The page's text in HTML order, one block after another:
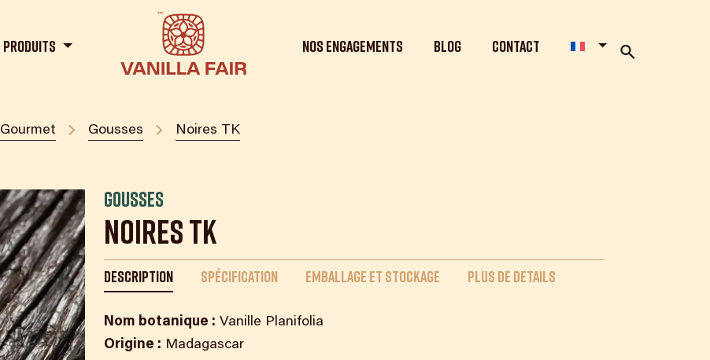
Produits Nos engagements Blog Contact
Gourmet Gousses Noires TK
Gousses
Noires TK
DESCRIPTION SPÉCIFICATION EMBALLAGE ET STOCKAGE Plus de details
Nom botanique : Vanille Planifolia
Origine : Madagascar